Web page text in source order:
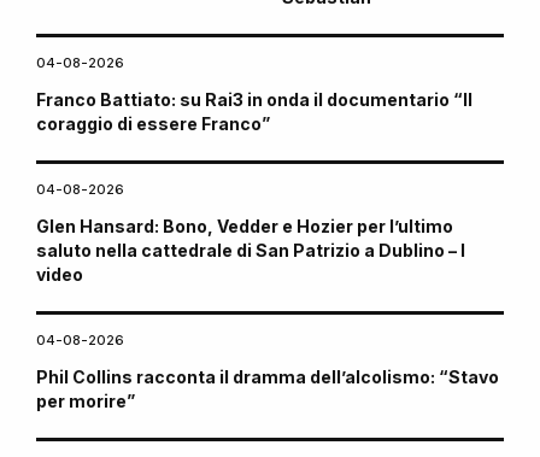
04-08-2026
Franco Battiato: su Rai3 in onda il documentario “Il
coraggio di essere Franco”
04-08-2026
Glen Hansard: Bono, Vedder e Hozier per l’ultimo
saluto nella cattedrale di San Patrizio a Dublino – I
video
04-08-2026
Phil Collins racconta il dramma dell’alcolismo: “Stavo
per morire”